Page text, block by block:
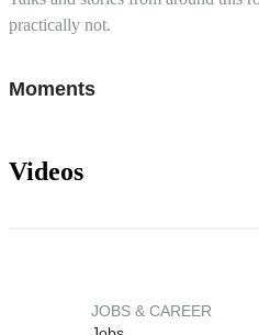
practically not.
Moments
Videos
JOBS & CAREER